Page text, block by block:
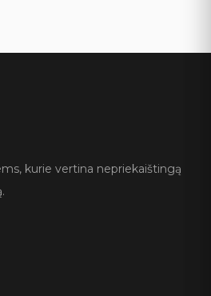
kurie vertina nepriekaištingą